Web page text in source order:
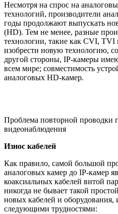
Несмотря на спрос на
технологий, производители
годы продолжают выпускать
(HD). Тем не менее, разные
технологии, такие как CVI,
изобрести новую технологию,
другой стороны, IP-камеры
всем мире; совместимость
аналоговых HD-камер.
Проблема повторной проводки
видеонаблюдения
Износ кабелей
Как правило, самой большой
аналоговых камер до IP-камер
коаксиальных кабелей витой
никогда не бывает такой
новых кабелей и оборудования,
следующими трудностями: